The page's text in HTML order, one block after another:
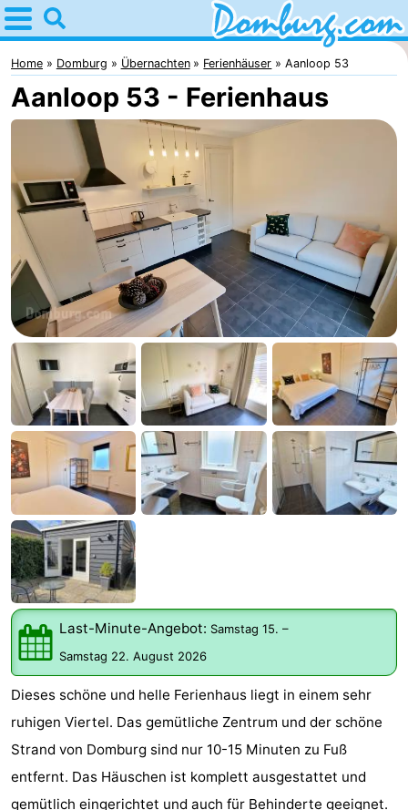
Home
Domburg
Tipps
kindern
Webcam
Webcam
Webcam
Strand
Übernachten
Appartements
-
Park
Loverendale
-
Résidence
Wijngaerde
Campingplätze
Ferienhäuser
-
Buitenhof
Domburg
-
Hof
Domburg
Westhove
Hotels
Zimmer
(mit
Frühstück)
Lastminutes
Strand
Home Domburg Übernachten Ferienhäuser Aanloop 53
Aanloop 53 - Ferienhaus
Last-Minute-Angebot: Samstag 15. –
Samstag 22. August 2026
Dieses schöne und helle Ferienhaus liegt in einem sehr
ruhigen Viertel. Das gemütliche Zentrum und der schöne
Strand von Domburg sind nur 10-15 Minuten zu Fuß
entfernt. Das Häuschen ist komplett ausgestattet und
gemütlich eingerichtet und auch für Behinderte geeignet.